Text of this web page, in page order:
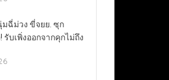
ฉี่ม่วง ขี่จยย. ซุก
รับเพิ่งออกจากคุกไม่ถึง